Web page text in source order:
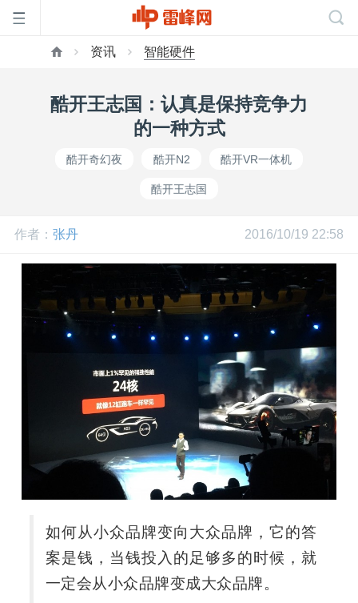
网
公
动
中
资讯 智能硬件
酷开王志国：认真是保持竞争力
的一种方式
酷开奇幻夜 酷开N2 酷开VR一体机
酷开王志国
作者： 张丹 2016/10/19 22:58
如何从小众品牌变向大众品牌，它的答
案是钱，当钱投入的足够多的时候，就
一定会从小众品牌变成大众品牌。